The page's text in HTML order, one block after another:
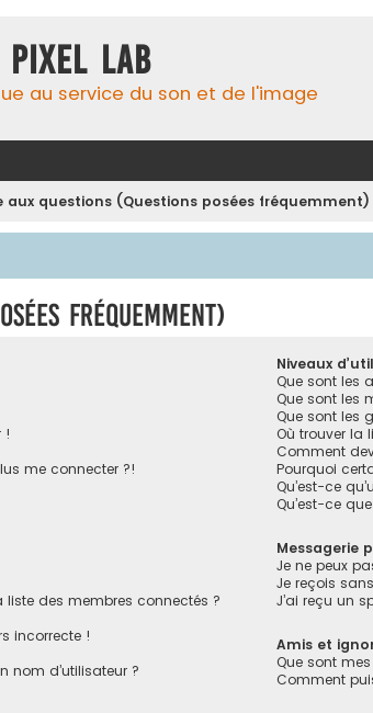
Pixel Lab
au service du son et de l'image
aux questions (Questions posées fréquemment)
fréquemment)
!
me connecter ?!
des membres connectés ?
incorrecte !
nom d’utilisateur ?
Niveaux
Que sont les
Que sont les
Que sont les
Où trouver la
Comment
Pourquoi
Qu’est-ce
Qu’est-ce
Messagerie
Je ne peux
Je reçois
J’ai reçu un
Amis et
Que sont
Comment